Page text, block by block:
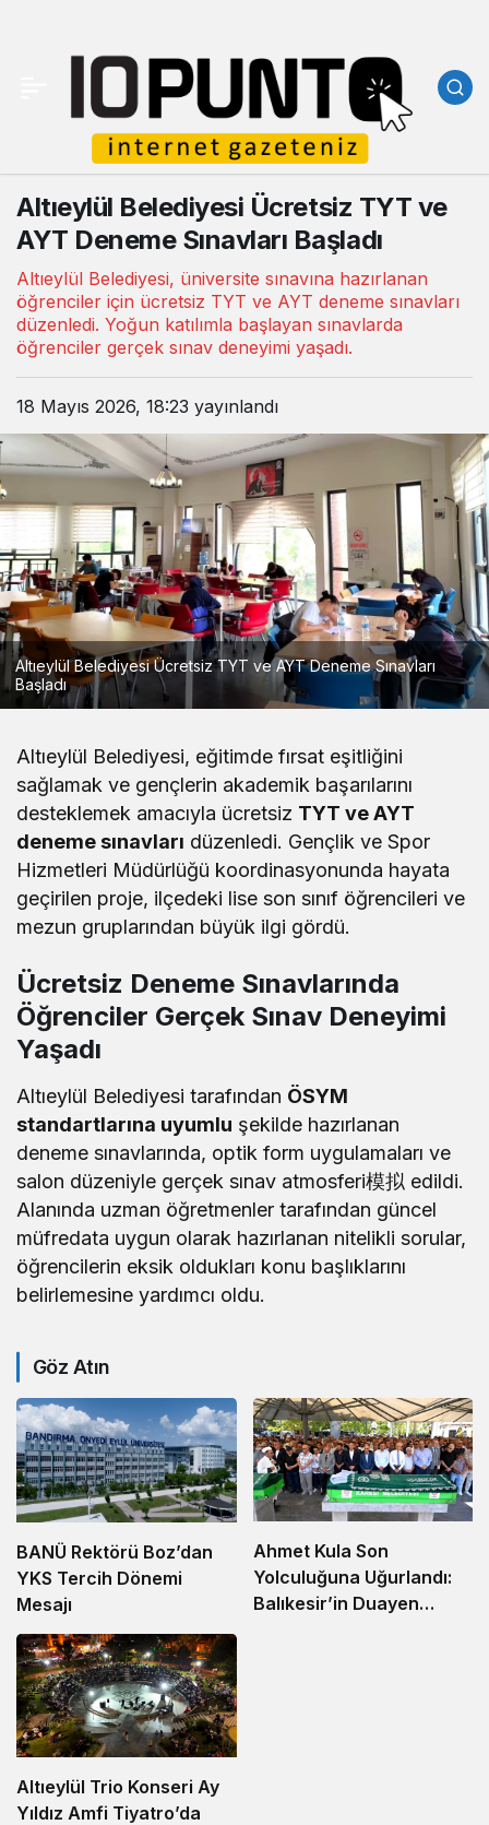
Altıeylül Belediyesi Ücretsiz TYT ve
AYT Deneme Sınavları Başladı
Altıeylül Belediyesi, üniversite sınavına hazırlanan
öğrenciler için ücretsiz TYT ve AYT deneme sınavları
düzenledi. Yoğun katılımla başlayan sınavlarda
öğrenciler gerçek sınav deneyimi yaşadı.
18 Mayıs 2026, 18:23 yayınlandı
Altıeylül Belediyesi Ücretsiz TYT ve AYT Deneme Sınavları
Başladı
Altıeylül Belediyesi, eğitimde fırsat eşitliğini
sağlamak ve gençlerin akademik başarılarını
desteklemek amacıyla ücretsiz TYT ve AYT
deneme sınavları düzenledi. Gençlik ve Spor
Hizmetleri Müdürlüğü koordinasyonunda hayata
geçirilen proje, ilçedeki lise son sınıf öğrencileri ve
mezun gruplarından büyük ilgi gördü.
Ücretsiz Deneme Sınavlarında
Öğrenciler Gerçek Sınav Deneyimi
Yaşadı
Altıeylül Belediyesi tarafından ÖSYM
standartlarına uyumlu şekilde hazırlanan
deneme sınavlarında, optik form uygulamaları ve
salon düzeniyle gerçek sınav atmosferi模拟 edildi.
Alanında uzman öğretmenler tarafından güncel
müfredata uygun olarak hazırlanan nitelikli sorular,
öğrencilerin eksik oldukları konu başlıklarını
belirlemesine yardımcı oldu.
Göz Atın
BANÜ Rektörü Boz’dan
YKS Tercih Dönemi
Mesajı
Ahmet Kula Son
Yolculuğuna Uğurlandı:
Balıkesir’in Duayen
Altıeylül Trio Konseri Ay
Yıldız Amfi Tiyatro’da